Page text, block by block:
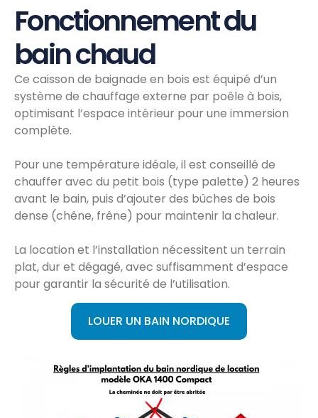
Fonctionnement du
bain chaud
Ce caisson de baignade en bois est équipé d’un
système de chauffage externe par poêle à bois,
optimisant l’espace intérieur pour une immersion
complète.
Pour une température idéale, il est conseillé de
chauffer avec du petit bois (type palette) 2 heures
avant le bain, puis d’ajouter des bûches de bois
dense (chêne, frêne) pour maintenir la chaleur.
La location et l’installation nécessitent un terrain
plat, dur et dégagé, avec suffisamment d’espace
pour garantir la sécurité de l’utilisation.
LOUER UN BAIN NORDIQUE